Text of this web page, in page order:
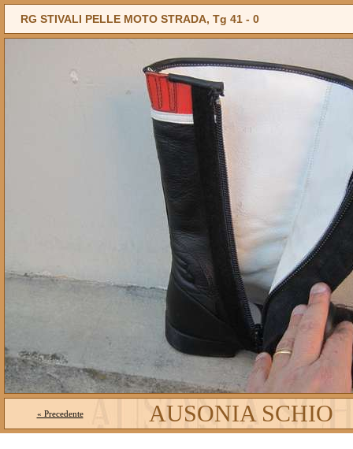
RG STIVALI PELLE MOTO STRADA, Tg 41 - 0
« Precedente AUSONIA SCHIO